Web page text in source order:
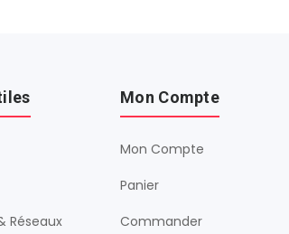
Réseaux
Mon Compte
Mon Compte
Panier
Commander